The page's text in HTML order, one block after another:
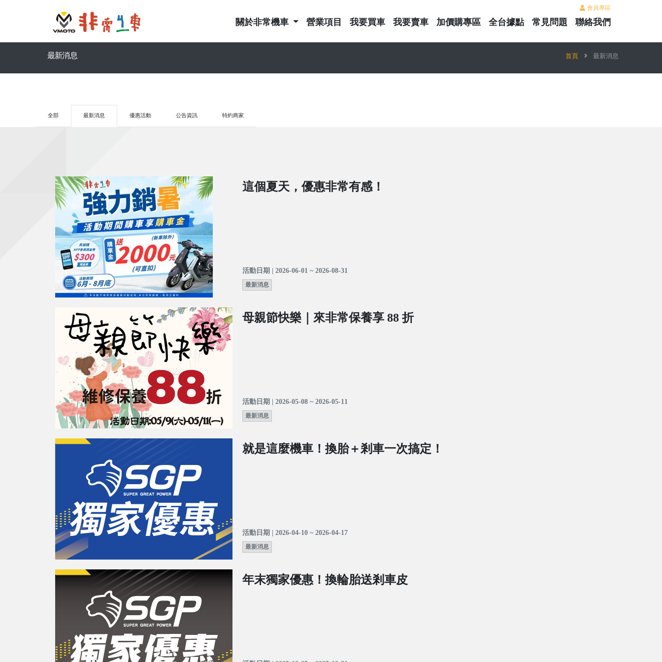
會員專區
關於非常機車 營業項目 我要買車 我要賣車 加價購專區 全台據點 常見問題 聯絡我們
最新消息 首頁 最新消息
全部 最新消息 優惠活動 公告資訊 特約商家
這個夏天，優惠非常有感！
活動日期 | 2026-06-01 ~ 2026-08-31
最新消息
母親節快樂｜來非常保養享 88 折
活動日期 | 2026-05-08 ~ 2026-05-11
最新消息
就是這麼機車！換胎＋剎車一次搞定！
活動日期 | 2026-04-10 ~ 2026-04-17
最新消息
年末獨家優惠！換輪胎送剎車皮